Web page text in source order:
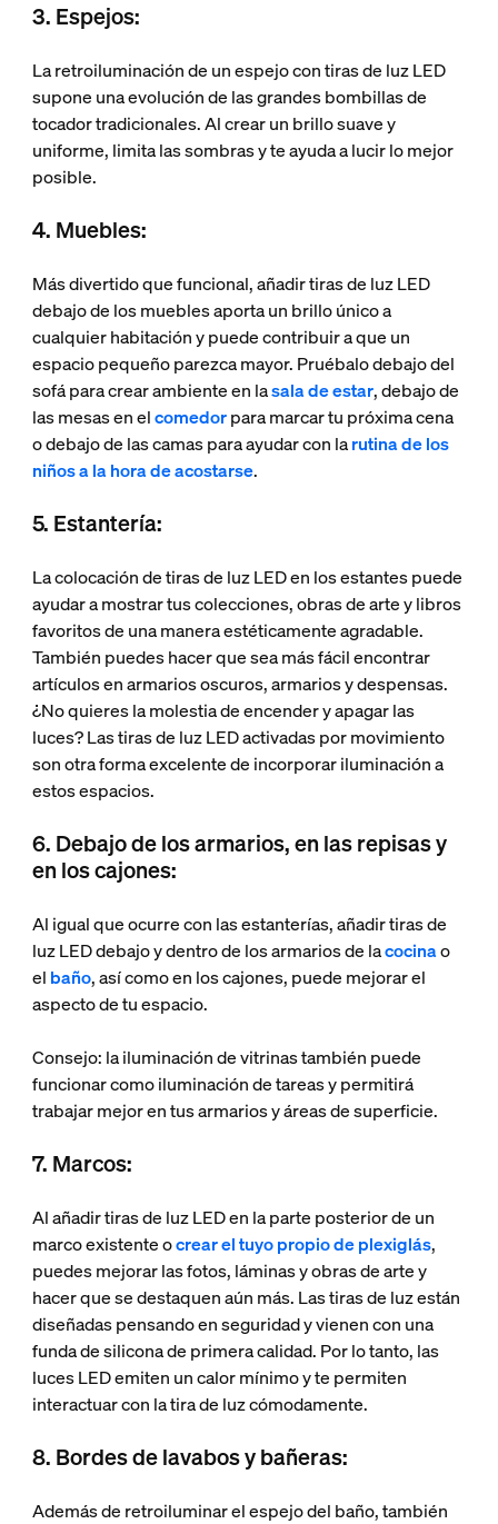
3. Espejos:
La retroiluminación de un espejo con tiras de luz LED
supone una evolución de las grandes bombillas de
tocador tradicionales. Al crear un brillo suave y
uniforme, limita las sombras y te ayuda a lucir lo mejor
posible.
4. Muebles:
Más divertido que funcional, añadir tiras de luz LED
debajo de los muebles aporta un brillo único a
cualquier habitación y puede contribuir a que un
espacio pequeño parezca mayor. Pruébalo debajo del
sofá para crear ambiente en lasala de estar, debajo de
las mesas en elcomedorpara marcar tu próxima cena
o debajo de las camas para ayudar con larutina de los
niños a la hora de acostarse.
5. Estantería:
La colocación de tiras de luz LED en los estantes puede
ayudar a mostrar tus colecciones, obras de arte y libros
favoritos de una manera estéticamente agradable.
También puedes hacer que sea más fácil encontrar
artículos en armarios oscuros, armarios y despensas.
¿No quieres la molestia de encender y apagar las
luces? Las tiras de luz LED activadas por movimiento
son otra forma excelente de incorporar iluminación a
estos espacios.
6. Debajo de los armarios, en las repisas y
en los cajones:
Al igual que ocurre con las estanterías, añadir tiras de
luz LED debajo y dentro de los armarios de lacocinao
el baño, así como en los cajones, puede mejorar el
aspecto de tu espacio.
Consejo: la iluminación de vitrinas también puede
funcionar como iluminación de tareas y permitirá
trabajar mejor en tus armarios y áreas de superficie.
7. Marcos:
Al añadir tiras de luz LED en la parte posterior de un
marco existente ocrear el tuyo propio de plexiglás,
puedes mejorar las fotos, láminas y obras de arte y
hacer que se destaquen aún más. Las tiras de luz están
diseñadas pensando en seguridad y vienen con una
funda de silicona de primera calidad. Por lo tanto, las
luces LED emiten un calor mínimo y te permiten
interactuar con la tira de luz cómodamente.
8. Bordes de lavabos y bañeras:
Además de retroiluminar el espejo del baño, también